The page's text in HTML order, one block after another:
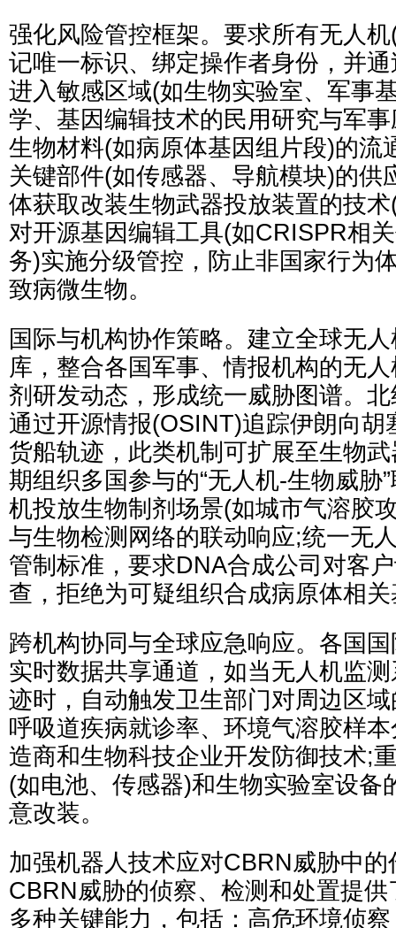
强化风险管控框架。要求所有无人
记唯一标识、绑定操作者身份，并
进入敏感区域(如生物实验室、军事
学、基因编辑技术的民用研究与军
生物材料(如病原体基因组片段)的流
关键部件(如传感器、导航模块)的供
体获取改装生物武器投放装置的技
对开源基因编辑工具(如CRISPR相
务)实施分级管控，防止非国家行为
致病微生物。
国际与机构协作策略。建立全球无
库，整合各国军事、情报机构的无
剂研发动态，形成统一威胁图谱。
通过开源情报(OSINT)追踪伊朗向胡
货船轨迹，此类机制可扩展至生物
期组织多国参与的“无人机-生物威胁
机投放生物制剂场景(如城市气溶胶
与生物检测网络的联动响应;统一无
管制标准，要求DNA合成公司对客
查，拒绝为可疑组织合成病原体相
跨机构协同与全球应急响应。各国
实时数据共享通道，如当无人机监
迹时，自动触发卫生部门对周边区
呼吸道疾病就诊率、环境气溶胶样
造商和生物科技企业开发防御技术;
(如电池、传感器)和生物实验室设备
意改装。
加强机器人技术应对CBRN威胁中
CBRN威胁的侦察、检测和处置提
多种关键能力，包括：高危环境侦